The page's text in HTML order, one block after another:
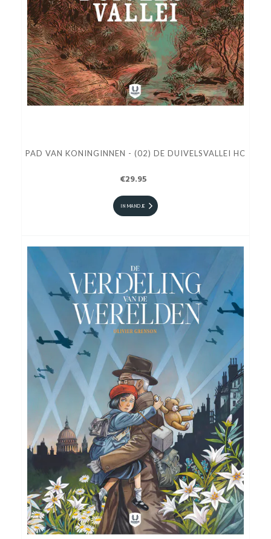
PAD VAN KONINGINNEN - (02) DE DUIVELSVALLEI HC
€29.95
IN MANDJE